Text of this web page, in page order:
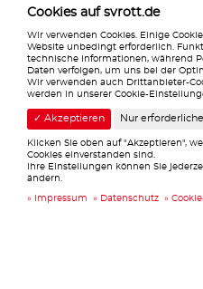
SV Rott 1927 e.V.
Tiergarten 8
52159 Roetgen
0172 2979421
Weitere Plattformen
Facebook
Instagram
YouTube
Cookies auf svrott.de
Wir verwenden Cookies. Einige
Website unbedingt erforderlich.
technische Informationen, während
Daten verfolgen, um uns bei der
Wir verwenden auch Drittanbieter-
werden in unserer Cookie-
✓ Akzeptieren Nur
Klicken Sie oben auf "Akzeptieren",
Cookies einverstanden sind.
Ihre Einstellungen können Sie
ändern.
Impressum Datenschutz